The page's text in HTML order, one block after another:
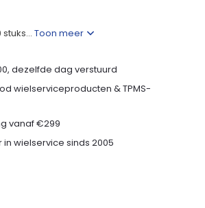
stuks...Toon meer
dezelfde dag verstuurd
wielserviceproducten & TPMS-
vanaf €299
wielservice sinds 2005